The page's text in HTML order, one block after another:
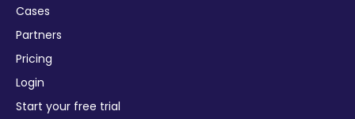
Cases
Partners
Pricing
Login
Start your free trial